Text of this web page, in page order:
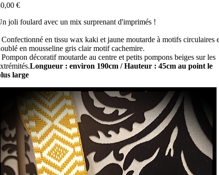
€
joli foulard avec un mix surprenant d'imprimés !
Confectionné en tissu wax kaki et jaune moutarde à motifs circulaires
en mousseline gris clair motif cachemire.
Pompon décoratif moutarde au centre et petits pompons beiges sur les
Longueur : environ 190cm / Hauteur : 45cm au point le
large